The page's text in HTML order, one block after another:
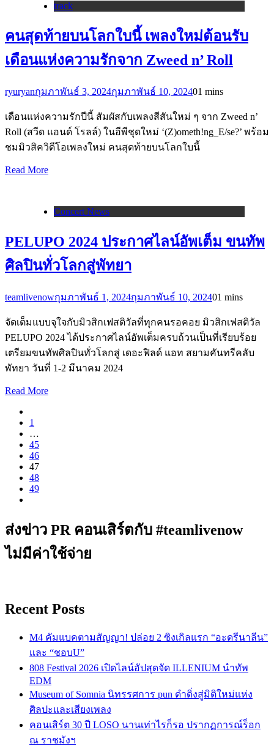
track
คนสุดท้ายบนโลกใบนี้ เพลงใหม่ต้อนรับ
เดือนแห่งความรักจาก Zweed n’ Roll
ryuryanกุมภาพันธ์ 3, 2024กุมภาพันธ์ 10, 202401 mins
เดือนแห่งความรักปีนี้ สัมผัสกับเพลงสีสันใหม่ ๆ จาก Zweed n’
Roll (สวีด แอนด์ โรลล์) ในอีพีชุดใหม่ ‘(Z)ometh!ng_E/se?’ พร้อม
ชมมิวสิควิดีโอเพลงใหม่ คนสุดท้ายบนโลกใบนี้
Read More
Concert News
PELUPO 2024 ประกาศไลน์อัพเต็ม ขนทัพ
ศิลปินทั่วโลกสู่พัทยา
teamlivenowกุมภาพันธ์ 1, 2024กุมภาพันธ์ 10, 202401 mins
จัดเต็มแบบจุใจกับมิวสิกเฟสติวัลที่ทุกคนรอคอย มิวสิกเฟสติวัล
PELUPO 2024 ได้ประกาศไลน์อัพเต็มครบถ้วนเป็นที่เรียบร้อย
เตรียมขนทัพศิลปินทั่วโลกสู่ เดอะฟิลด์ แอท สยามคันทรีคลับ
พัทยา วันที่ 1-2 มีนาคม 2024
Read More
1
…
45
46
47
48
49
ส่งข่าว PR คอนเสิร์ตกับ #teamlivenow
ไม่มีค่าใช้จ่าย
Recent Posts
M4 คัมแบคตามสัญญา! ปล่อย 2 ซิงเกิลแรก “อะดรีนาลีน”
และ “ชอบU”
808 Festival 2026 เปิดไลน์อัปสุดจัด ILLENIUM นำทัพ
EDM
Museum of Somnia นิทรรศการ pun ดำดิ่งสู่มิติใหม่แห่ง
ศิลปะและเสียงเพลง
คอนเสิร์ต 30 ปี LOSO นานเท่าไรก็รอ ปรากฏการณ์ร็อก
ณ ราชมังฯ